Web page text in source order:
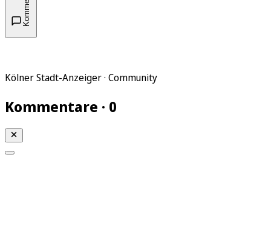
Kölner Stadt-Anzeiger · Community
Kommentare · 0